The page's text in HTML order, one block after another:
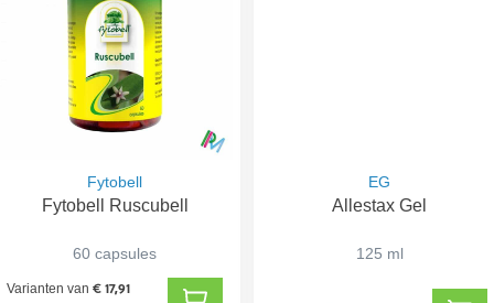
Fytobell
Fytobell Ruscubell
60 capsules
Varianten van€ 17,91
EG
Allestax Gel
125 ml